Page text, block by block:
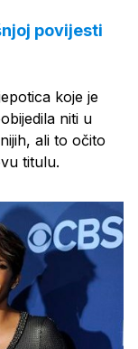
povijesti
koje je
niti u
ali to očito
titulu.